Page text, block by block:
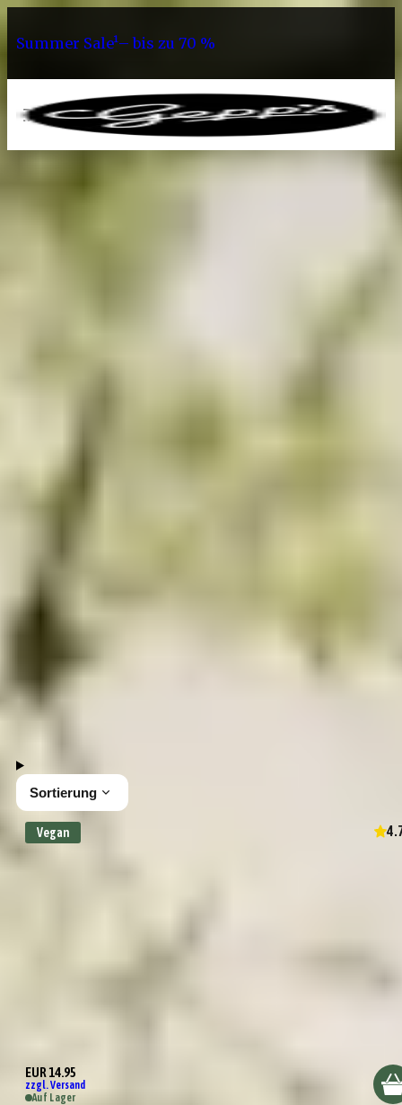
Summer Sale¹– bis zu 70 %
0
Geschenke bis 20 Euro
Aufmerksamkeiten. Lass dich von unseren
vielfältigen Angeboten inspirieren und finde das
passende Geschenk für Feinschmecker und
Hobbyköche.
Sortierung
Vegan
EUR 14.95
zzgl. Versand
Auf Lager